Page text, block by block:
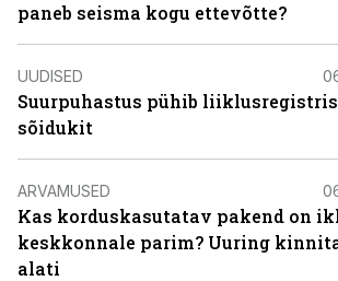
paneb seisma kogu ettevõtte?
UUDISED
Suurpuhastus pühib
sõidukit
ARVAMUSED
Kas korduskasutatav pakend on
keskkonnale parim? Uuring
alati